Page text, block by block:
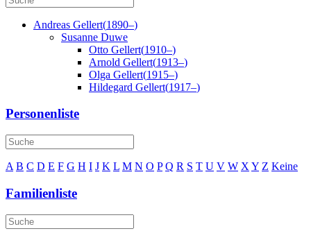
Andreas Gellert(1890–)
Susanne Duwe
Otto Gellert(1910–)
Arnold Gellert(1913–)
Olga Gellert(1915–)
Hildegard Gellert(1917–)
Personenliste
A B C D E F G H I J K L M N O P Q R S T U V W X Y Z Keine
Familienliste